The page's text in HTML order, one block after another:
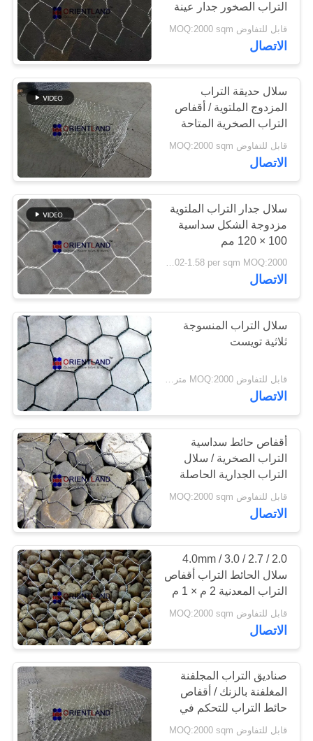
اطلب
اقتباس
خريطة
الموقع
PRIVACY
POLICY
الحاجز الدفاعي
60
الشائكة الاسلاك
الشائكة
40
سياج الأسلاك الشائكة
16
معاوضة الأسلاك
الدجاج
23
شبكة الأسلاك
الملحومة
23
التراب الصخور جدار عينة
مجانية
قابل للتفاوض MOQ:2000 sqm
الاتصال
سلال حديقة التراب
المزدوج الملتوية / أقفاص
التراب الصخرية المتاحة
قابل للتفاوض MOQ:2000 sqm
الاتصال
سلال جدار التراب الملتوية
مزدوجة الشكل سداسية
100 × 120 مم
USD 1.02-1.58 per sqm MOQ:2000 متر مربع
الاتصال
سلال التراب المنسوجة
ثلاثية تويست
قابل للتفاوض MOQ:2000 متر مربع
الاتصال
أقفاص حائط سداسية
التراب الصخرية / سلال
التراب الجدارية الحاصلة
على موافقة ISO
قابل للتفاوض MOQ:2000 sqm
الاتصال
2.0 / 2.7 / 3.0 / 4.0mm
سلال الحائط التراب أقفاص
التراب المعدنية 2 م × 1 م
× 1 م
قابل للتفاوض MOQ:2000 sqm
الاتصال
صناديق التراب المجلفنة
المغلفنة بالزنك / أقفاص
حائط التراب للتحكم في
الفيضانات
قابل للتفاوض MOQ:2000 sqm